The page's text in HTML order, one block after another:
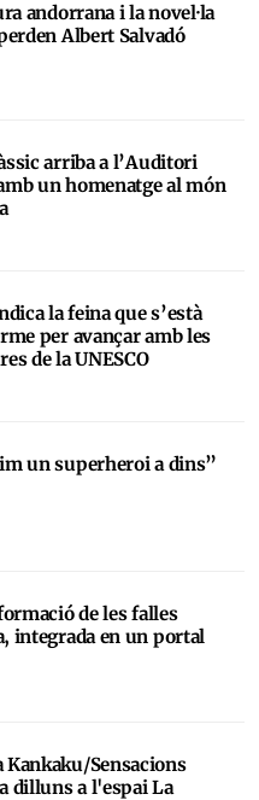
andorrana i la novel·la
Albert Salvadó
arriba a l’Auditori
un homenatge al món
la feina que s’està
per avançar amb les
de la UNESCO
un superheroi a dins”
de les falles
integrada en un portal
Kankaku/Sensacions
dilluns a l'espai La